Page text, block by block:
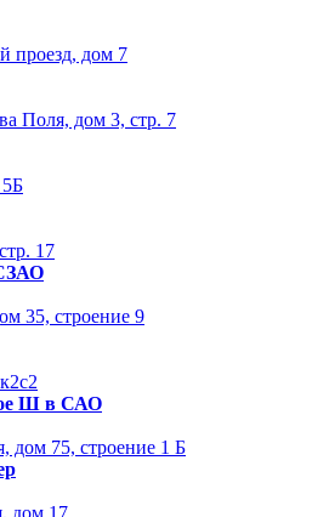
проезд, дом 7
Поля, дом 3, стр. 7
17
35, строение 9
Ш в САО
дом 75, строение 1 Б
дом 17